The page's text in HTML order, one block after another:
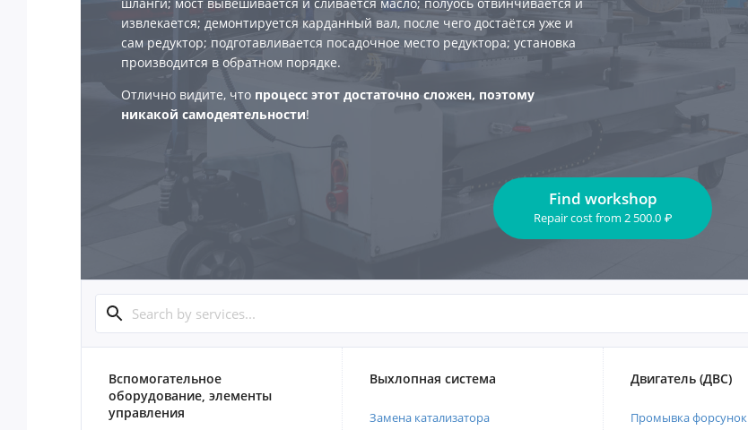
извлекается; демонтируется карданный вал, после чего достаётся уже и
сам редуктор; подготавливается посадочное место редуктора; установка
производится в обратном порядке.
Отлично видите, что процесс этот достаточно сложен, поэтому
никакой самодеятельности!
Find workshop
Repair costfrom 2 500.0 ₽
Вспомогательное
оборудование, элементы
управления
Выхлопная система
Замена катализатора
Двигатель (ДВС)
Промывка форсунок